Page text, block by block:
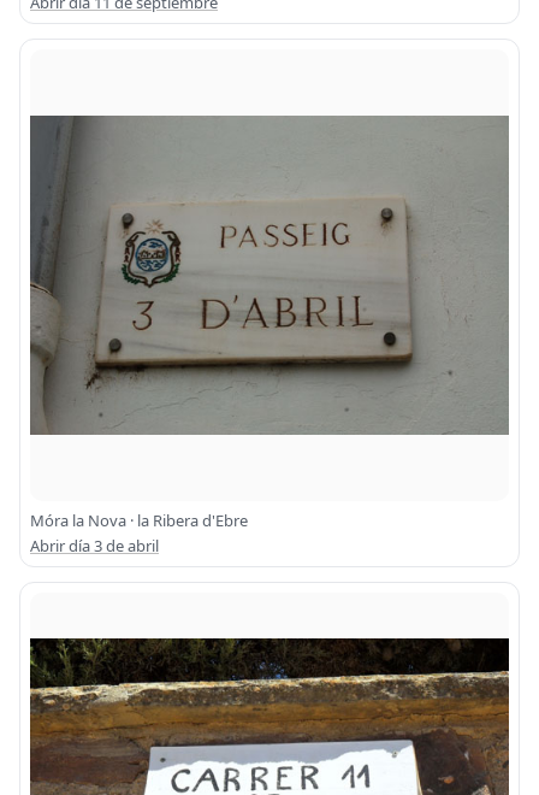
Móra la Nova · la Ribera d'Ebre
Abrir día 3 de abril